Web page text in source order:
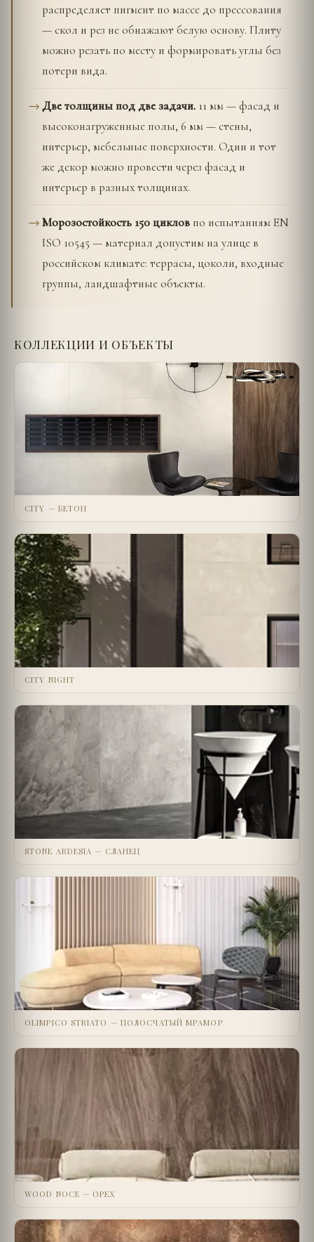
распределяет пигмент по массе до прессования
— скол и рез не обнажают белую основу. Плиту
можно резать по месту и формировать углы без
потери вида.
Две толщины под две задачи. 11 мм — фасад и
высоконагруженные полы, 6 мм — стены,
интерьер, мебельные поверхности. Один и тот
же декор можно провести через фасад и
интерьер в разных толщинах.
Морозостойкость 150 циклов по испытаниям EN
ISO 10545 — материал допустим на улице в
российском климате: террасы, цоколи, входные
группы, ландшафтные объекты.
КОЛЛЕКЦИИ И ОБЪЕКТЫ
CITY — БЕТОН
CITY NIGHT
STONE ARDESIA — СЛАНЕЦ
OLIMPICO STRIATO — ПОЛОСЧАТЫЙ МРАМОР
WOOD NOCE — ОРЕХ